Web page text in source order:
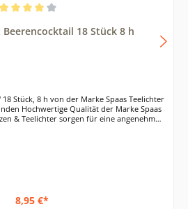
18 Stück 8 h
8 h von der Marke Spaas Teelichter
verzaubern garantiert deine Sinne. Diese
perfekt für den Privatgebrauch, aber auch
8,95 €*